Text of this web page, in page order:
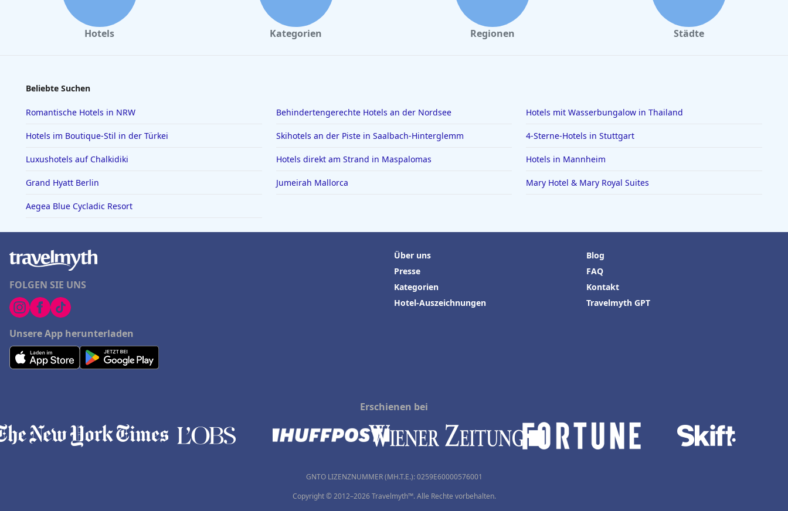
Hotels Kategorien Regionen Städte
Beliebte Suchen
Romantische Hotels in NRW Behindertengerechte Hotels an der Nordsee Hotels mit Wasserbungalow in Thailand
Hotels im Boutique-Stil in der Türkei Skihotels an der Piste in Saalbach-Hinterglemm 4-Sterne-Hotels in Stuttgart
Luxushotels auf Chalkidiki Hotels direkt am Strand in Maspalomas Hotels in Mannheim
Grand Hyatt Berlin Jumeirah Mallorca Mary Hotel & Mary Royal Suites
Aegea Blue Cycladic Resort
FOLGEN SIE UNS
Unsere App herunterladen
Über uns
Presse
Kategorien
Hotel-Auszeichnungen
Blog
FAQ
Kontakt
Travelmyth GPT
Erschienen bei
GNTO LIZENZNUMMER (MH.T.E.): 0259Ε60000576001
Copyright © 2012–2026 Travelmyth™. Alle Rechte vorbehalten.